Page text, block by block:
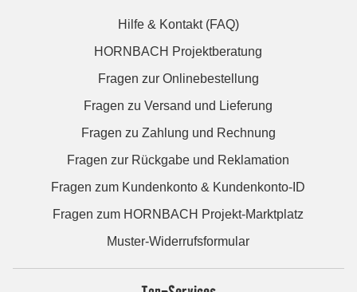
Hilfe & Kontakt (FAQ)
HORNBACH Projektberatung
Fragen zur Onlinebestellung
Fragen zu Versand und Lieferung
Fragen zu Zahlung und Rechnung
Fragen zur Rückgabe und Reklamation
Fragen zum Kundenkonto & Kundenkonto-ID
Fragen zum HORNBACH Projekt-Marktplatz
Muster-Widerrufsformular